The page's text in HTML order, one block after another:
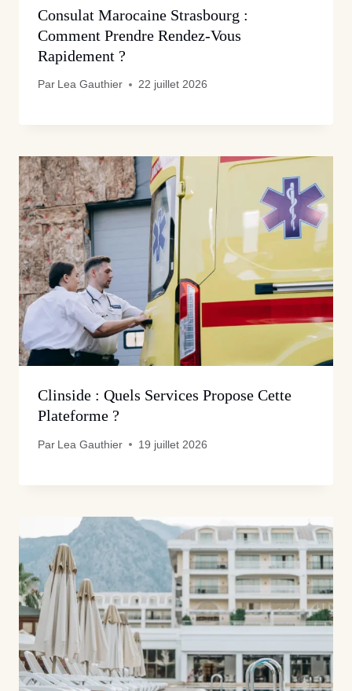
Consulat Marocaine Strasbourg :
Comment Prendre Rendez-Vous
Rapidement ?
Par Lea Gauthier 22 juillet 2026
Clinside : Quels Services Propose Cette
Plateforme ?
Par Lea Gauthier 19 juillet 2026